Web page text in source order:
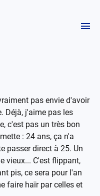
pas envie d'avoir
Déjà, j'aime pas les
c'est pas un très bon
: 24 ans, ça n'a
passer direct à 25. Un
vieux... C'est flippant,
pis, ce sera pour l'an
faire haïr par celles et